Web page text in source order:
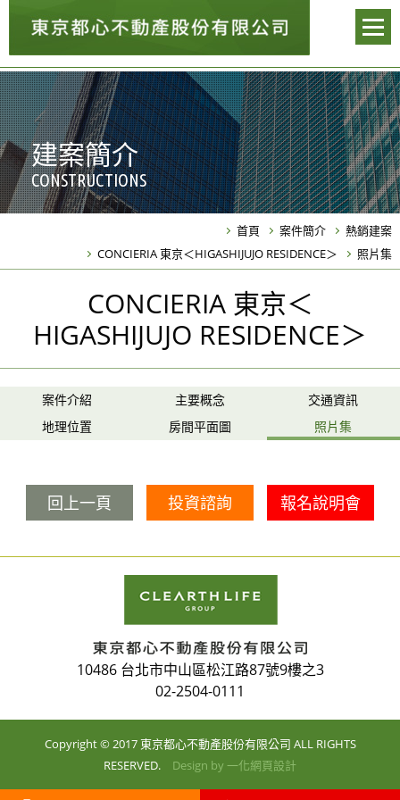
建案簡介
CONSTRUCTIONS
首頁 案件簡介
熱銷建案
CONCIERIA 東京＜HIGASHIJUJO RESIDENCE＞
照片集
CONCIERIA 東京＜
HIGASHIJUJO RESIDENCE＞
案件介紹 主要概念
交通資訊
地理位置
房間平面圖 照片集
回上一頁 投資諮詢 報名說明會
10486 台北市中山區松江路87號9樓之3
02-2504-0111
Copyright © 2017 東京都心不動產股份有限公司 ALL RIGHTS
RESERVED. Design by 一化網頁設計